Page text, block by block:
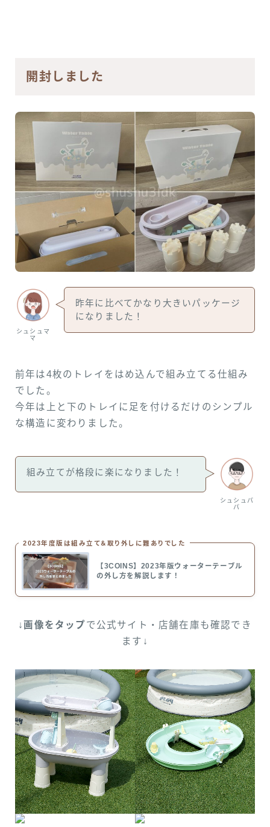
開封しました
シュシュマ
マ
昨年に比べてかなり大きいパッケージ
になりました！
前年は4枚のトレイをはめ込んで組み立てる仕組み
でした。
今年は上と下のトレイに足を付けるだけのシンプル
な構造に変わりました。
シュシュパ
パ
組み立てが格段に楽になりました！
2023年度版は組み立て＆取り外しに難ありでした
【3COINS】2023年版ウォーターテーブル
の外し方を解説します！
↓画像をタップ で公式サイト・店舗在庫も確認でき
ます↓